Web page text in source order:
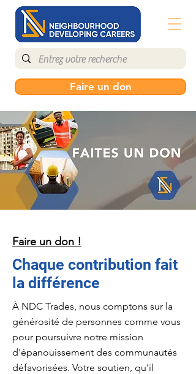
Faire un don
Faire un don !
Chaque contribution fait
la différence
À NDC Trades, nous comptons sur la
générosité de personnes comme vous
pour poursuivre notre mission
d'épanouissement des communautés
défavorisées. Votre soutien, qu'il